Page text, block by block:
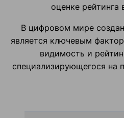
оценке рейтинга
В цифровом мире
является ключевым
видимость и
специализирующегося на